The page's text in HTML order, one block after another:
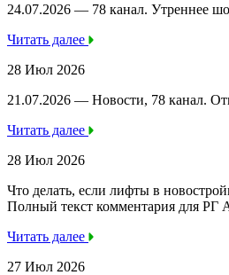
24.07.2026 — 78 канал. Утреннее
Читать далее
28 Июл 2026
21.07.2026 — Новости, 78 канал.
Читать далее
28 Июл 2026
Что делать, если лифты в
Полный текст комментария для РГ
Читать далее
27 Июл 2026